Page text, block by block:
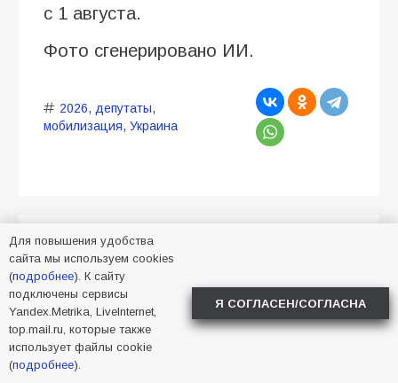
с 1 августа.
Фото сгенерировано ИИ.
2026, депутаты,
мобилизация, Украина
В Батайске пройдёт
расширенный приём
участников СВО
04.08.2026
Алена Васнецова
Новости в Батайске
Для повышения удобства
сайта мы используем cookies
(подробнее). К сайту
подключены сервисы
Yandex.Metrika, LiveInternet,
top.mail.ru, которые также
использует файлы cookie
(подробнее).
Я СОГЛАСЕН/СОГЛАСНА